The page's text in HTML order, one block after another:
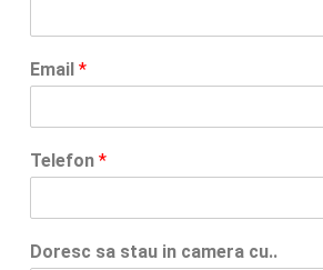
Email *
Telefon *
Doresc sa stau in camera cu..